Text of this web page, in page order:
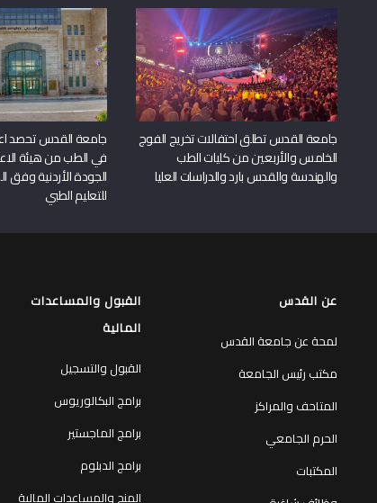
جامعة القدس تطلق احتفالات تخريج الفوج
الخامس والأربعين من كليات الطب
والهندسة والقدس بارد والدراسات العليا
جامعة القدس تحصد
في الطب من هيئة
الجودة الأردنية وفق
للتعليم الطبي
عن القدس
لمحة عن جامعة القدس
مكتب رئيس الجامعة
المتاحف والمراكز
الحرم الجامعي
المكتبات
القبول والمساعدات
المالية
القبول والتسجيل
برامج البكالوريوس
برامج الماجستير
برامج الدبلوم
المنح والمساعدات المالية